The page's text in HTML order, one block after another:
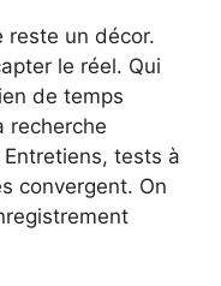
reste un décor.
le réel. Qui
de temps
recherche
tests à
convergent. On